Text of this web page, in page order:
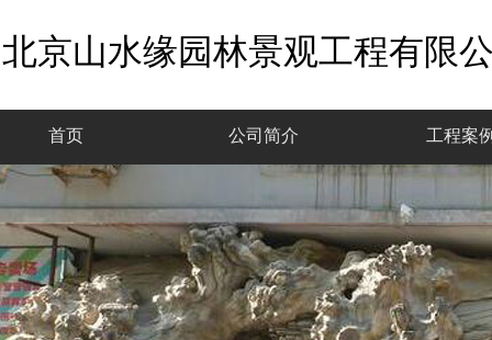
北京山水缘园林景观工程有限
首页 公司简介 工程案